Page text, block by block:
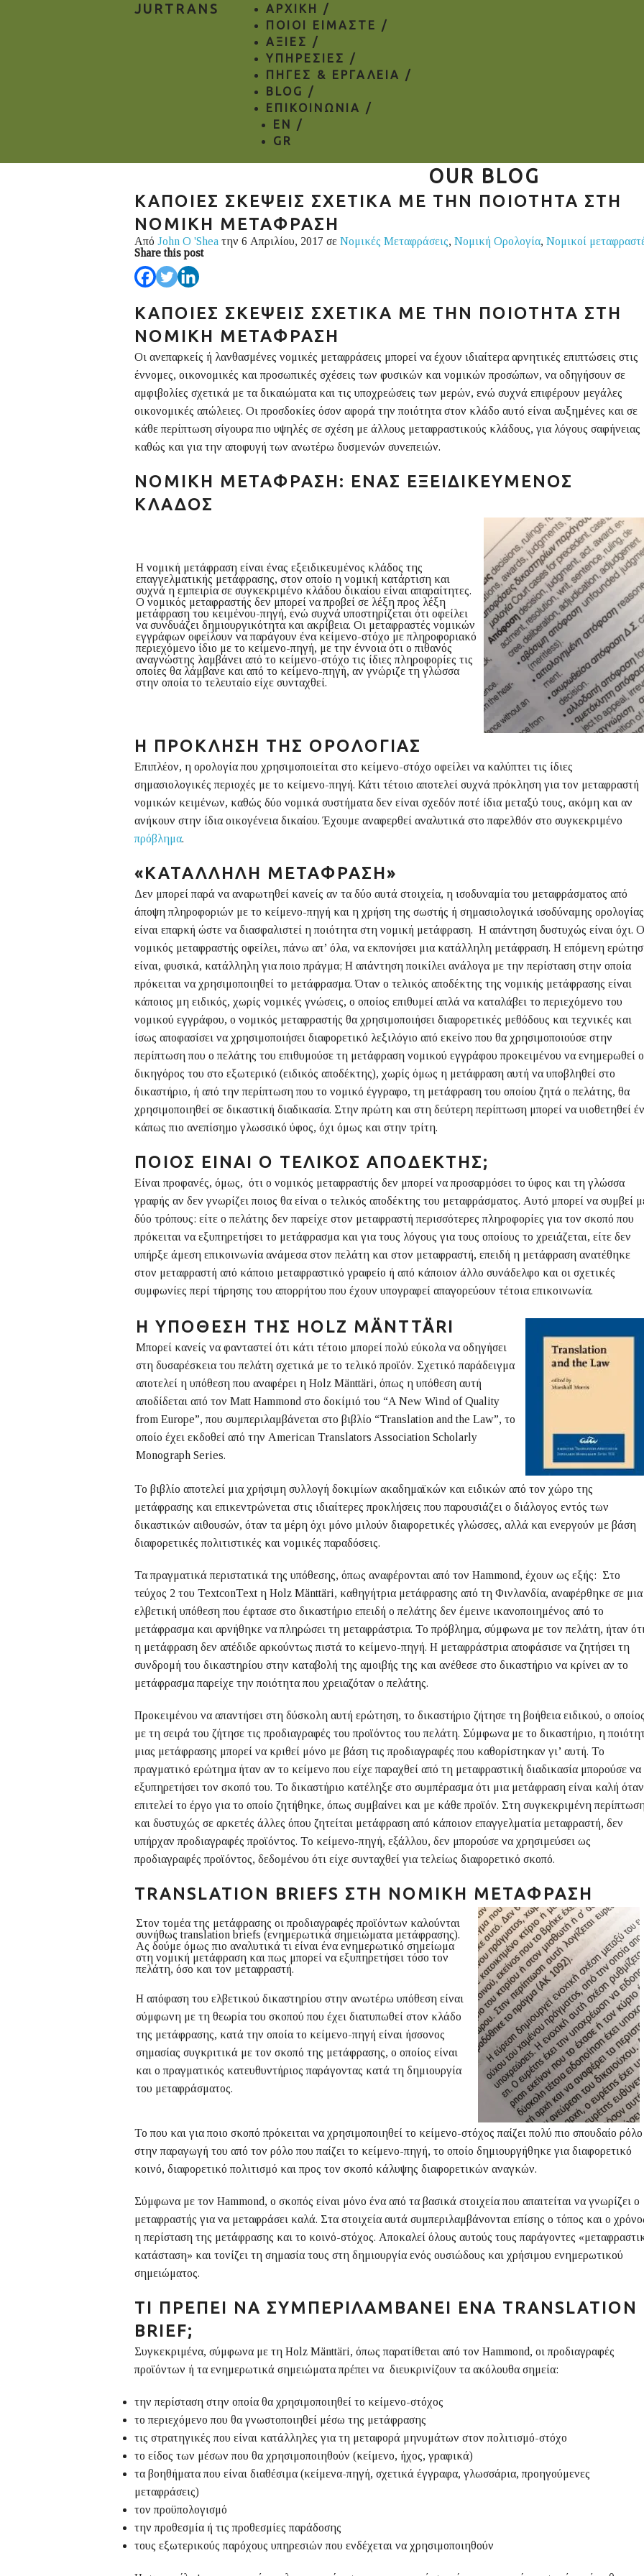
JURTRANS
ΑΡΧΙΚΗ /
ΠΟΙΟΙ ΕΙΜΑΣΤΕ /
ΑΞΙΕΣ /
ΥΠΗΡΕΣΙΕΣ /
ΠΗΓΕΣ & ΕΡΓΑΛΕΙΑ /
BLOG /
ΕΠΙΚΟΙΝΩΝΙΑ /
EN
/
GR
OUR BLOG
ΚΑΠΟΙΕΣ ΣΚΕΨΕΙΣ ΣΧΕΤΙΚΑ ΜΕ ΤΗΝ ΠΟΙΟΤΗΤΑ ΣΤΗ
ΝΟΜΙΚΗ ΜΕΤΑΦΡΑΣΗ
Από John O 'Shea την 6 Απριλίου, 2017 σε Νομικές Μεταφράσεις, Νομική Ορολογία, Νομικοί
Share this post
ΚΑΠΟΙΕΣ ΣΚΕΨΕΙΣ ΣΧΕΤΙΚΑ ΜΕ ΤΗΝ ΠΟΙΟΤΗΤΑ ΣΤΗ
ΝΟΜΙΚΗ ΜΕΤΑΦΡΑΣΗ
Οι ανεπαρκείς ή λανθασμένες νομικές μεταφράσεις μπορεί να έχουν ιδιαίτερα αρνητικές επιπτώσεις στις
έννομες, οικονομικές και προσωπικές σχέσεις των φυσικών και νομικών προσώπων, να οδηγήσουν σε
αμφιβολίες σχετικά με τα δικαιώματα και τις υποχρεώσεις των μερών, ενώ συχνά επιφέρουν μεγάλες
οικονομικές απώλειες. Οι προσδοκίες όσον αφορά την ποιότητα στον κλάδο αυτό είναι αυξημένες και σε
κάθε περίπτωση σίγουρα πιο υψηλές σε σχέση με άλλους μεταφραστικούς κλάδους, για λόγους σαφήνειας
καθώς και για την αποφυγή των ανωτέρω δυσμενών συνεπειών.
ΝΟΜΙΚΉ ΜΕΤΆΦΡΑΣΗ: ΈΝΑΣ ΕΞΕΙΔΙΚΕΥΜΈΝΟΣ
ΚΛΆΔΟΣ
Η νομική μετάφραση είναι ένας εξειδικευμένος κλάδος της
επαγγελματικής μετάφρασης, στον οποίο η νομική κατάρτιση και
συχνά η εμπειρία σε συγκεκριμένο κλάδου δικαίου είναι απαραίτητες.
Ο νομικός μεταφραστής δεν μπορεί να προβεί σε λέξη προς λέξη
μετάφραση του κειμένου-πηγή, ενώ συχνά υποστηρίζεται ότι οφείλει
να συνδυάζει δημιουργικότητα και ακρίβεια. Οι μεταφραστές νομικών
εγγράφων οφείλουν να παράγουν ένα κείμενο-στόχο με πληροφοριακό
περιεχόμενο ίδιο με το κείμενο-πηγή, με την έννοια ότι ο πιθανός
αναγνώστης λαμβάνει από το κείμενο-στόχο τις ίδιες πληροφορίες τις
οποίες θα λάμβανε και από το κείμενο-πηγή, αν γνώριζε τη γλώσσα
στην οποία το τελευταίο είχε συνταχθεί.
Η ΠΡΌΚΛΗΣΗ ΤΗΣ ΟΡΟΛΟΓΊΑΣ
Επιπλέον, η ορολογία που χρησιμοποιείται στο κείμενο-στόχο οφείλει να καλύπτει τις ίδιες
σημασιολογικές περιοχές με το κείμενο-πηγή. Κάτι τέτοιο αποτελεί συχνά πρόκληση για τον μεταφραστή
νομικών κειμένων, καθώς δύο νομικά συστήματα δεν είναι σχεδόν ποτέ ίδια μεταξύ τους, ακόμη και αν
ανήκουν στην ίδια οικογένεια δικαίου. Έχουμε αναφερθεί αναλυτικά στο παρελθόν στο συγκεκριμένο
πρόβλημα.
«ΚΑΤΆΛΛΗΛΗ ΜΕΤΆΦΡΑΣΗ»
Δεν μπορεί παρά να αναρωτηθεί κανείς αν τα δύο αυτά στοιχεία, η ισοδυναμία του μεταφράσματος από
άποψη πληροφοριών με το κείμενο-πηγή και η χρήση της σωστής ή σημασιολογικά ισοδύναμης ορολογίας
είναι επαρκή ώστε να διασφαλιστεί η ποιότητα στη νομική μετάφραση. Η απάντηση δυστυχώς είναι όχι. Ο
νομικός μεταφραστής οφείλει, πάνω απ’ όλα, να εκπονήσει μια κατάλληλη μετάφραση. Η επόμενη
είναι, φυσικά, κατάλληλη για ποιο πράγμα; Η απάντηση ποικίλει ανάλογα με την περίσταση στην οποία
πρόκειται να χρησιμοποιηθεί το μετάφρασμα. Όταν ο τελικός αποδέκτης της νομικής μετάφρασης είναι
κάποιος μη ειδικός, χωρίς νομικές γνώσεις, ο οποίος επιθυμεί απλά να καταλάβει το περιεχόμενο του
νομικού εγγράφου, ο νομικός μεταφραστής θα χρησιμοποιήσει διαφορετικές μεθόδους και τεχνικές και
ίσως αποφασίσει να χρησιμοποιήσει διαφορετικό λεξιλόγιο από εκείνο που θα χρησιμοποιούσε στην
περίπτωση που ο πελάτης του επιθυμούσε τη μετάφραση νομικού εγγράφου προκειμένου να ενημερωθεί ο
δικηγόρος του στο εξωτερικό (ειδικός αποδέκτης), χωρίς όμως η μετάφραση αυτή να υποβληθεί στο
δικαστήριο, ή από την περίπτωση που το νομικό έγγραφο, τη μετάφραση του οποίου ζητά ο πελάτης, θα
χρησιμοποιηθεί σε δικαστική διαδικασία. Στην πρώτη και στη δεύτερη περίπτωση μπορεί να υιοθετηθεί
κάπως πιο ανεπίσημο γλωσσικό ύφος, όχι όμως και στην τρίτη.
ΠΟΙΟΣ ΕΊΝΑΙ Ο ΤΕΛΙΚΌΣ ΑΠΟΔΈΚΤΗΣ;
Είναι προφανές, όμως, ότι ο νομικός μεταφραστής δεν μπορεί να προσαρμόσει το ύφος και τη γλώσσα
γραφής αν δεν γνωρίζει ποιος θα είναι ο τελικός αποδέκτης του μεταφράσματος. Αυτό μπορεί να συμβεί
δύο τρόπους: είτε ο πελάτης δεν παρείχε στον μεταφραστή περισσότερες πληροφορίες για τον σκοπό που
πρόκειται να εξυπηρετήσει το μετάφρασμα και για τους λόγους για τους οποίους το χρειάζεται, είτε δεν
υπήρξε άμεση επικοινωνία ανάμεσα στον πελάτη και στον μεταφραστή, επειδή η μετάφραση ανατέθηκε
στον μεταφραστή από κάποιο μεταφραστικό γραφείο ή από κάποιον άλλο συνάδελφο και οι σχετικές
συμφωνίες περί τήρησης του απορρήτου που έχουν υπογραφεί απαγορεύουν τέτοια επικοινωνία.
Η ΥΠΌΘΕΣΗ ΤΗΣ HOLZ MÄNTTÄRI
Μπορεί κανείς να φανταστεί ότι κάτι τέτοιο μπορεί πολύ εύκολα να οδηγήσει
στη δυσαρέσκεια του πελάτη σχετικά με το τελικό προϊόν. Σχετικό παράδειγμα
αποτελεί η υπόθεση που αναφέρει η Holz Mänttäri, όπως η υπόθεση αυτή
αποδίδεται από τον Matt Hammond στο δοκίμιό του “A New Wind of Quality
from Europe”, που συμπεριλαμβάνεται στο βιβλίο “Translation and the Law”, το
οποίο έχει εκδοθεί από την American Translators Association Scholarly
Monograph Series.
Το βιβλίο αποτελεί μια χρήσιμη συλλογή δοκιμίων ακαδημαϊκών και ειδικών από τον χώρο της
μετάφρασης και επικεντρώνεται στις ιδιαίτερες προκλήσεις που παρουσιάζει ο διάλογος εντός των
δικαστικών αιθουσών, όταν τα μέρη όχι μόνο μιλούν διαφορετικές γλώσσες, αλλά και ενεργούν με βάση
διαφορετικές πολιτιστικές και νομικές παραδόσεις.
Τα πραγματικά περιστατικά της υπόθεσης, όπως αναφέρονται από τον Hammond, έχουν ως εξής: Στο
τεύχος 2 του TextconText η Holz Mänttäri, καθηγήτρια μετάφρασης από τη Φινλανδία, αναφέρθηκε σε μια
ελβετική υπόθεση που έφτασε στο δικαστήριο επειδή ο πελάτης δεν έμεινε ικανοποιημένος από το
μετάφρασμα και αρνήθηκε να πληρώσει τη μεταφράστρια. Το πρόβλημα, σύμφωνα με τον πελάτη, ήταν ότι
η μετάφραση δεν απέδιδε αρκούντως πιστά το κείμενο-πηγή. Η μεταφράστρια αποφάσισε να ζητήσει τη
συνδρομή του δικαστηρίου στην καταβολή της αμοιβής της και ανέθεσε στο δικαστήριο να κρίνει αν το
μετάφρασμα παρείχε την ποιότητα που χρειαζόταν ο πελάτης.
Προκειμένου να απαντήσει στη δύσκολη αυτή ερώτηση, το δικαστήριο ζήτησε τη βοήθεια ειδικού, ο οποίος
με τη σειρά του ζήτησε τις προδιαγραφές του προϊόντος του πελάτη. Σύμφωνα με το δικαστήριο, η
μιας μετάφρασης μπορεί να κριθεί μόνο με βάση τις προδιαγραφές που καθορίστηκαν γι’ αυτή. Το
πραγματικό ερώτημα ήταν αν το κείμενο που είχε παραχθεί από τη μεταφραστική διαδικασία μπορούσε να
εξυπηρετήσει τον σκοπό του. Το δικαστήριο κατέληξε στο συμπέρασμα ότι μια μετάφραση είναι καλή όταν
επιτελεί το έργο για το οποίο ζητήθηκε, όπως συμβαίνει και με κάθε προϊόν. Στη συγκεκριμένη
και δυστυχώς σε αρκετές άλλες όπου ζητείται μετάφραση από κάποιον επαγγελματία μεταφραστή, δεν
υπήρχαν προδιαγραφές προϊόντος. Το κείμενο-πηγή, εξάλλου, δεν μπορούσε να χρησιμεύσει ως
προδιαγραφές προϊόντος, δεδομένου ότι είχε συνταχθεί για τελείως διαφορετικό σκοπό.
TRANSLATION BRIEFS ΣΤΗ ΝΟΜΙΚΉ ΜΕΤΆΦΡΑΣΗ
Στον τομέα της μετάφρασης οι προδιαγραφές προϊόντων καλούνται
συνήθως translation briefs (ενημερωτικά σημειώματα μετάφρασης).
Ας δούμε όμως πιο αναλυτικά τι είναι ένα ενημερωτικό σημείωμα
στη νομική μετάφραση και πως μπορεί να εξυπηρετήσει τόσο τον
πελάτη, όσο και τον μεταφραστή.
Η απόφαση του ελβετικού δικαστηρίου στην ανωτέρω υπόθεση είναι
σύμφωνη με τη θεωρία του σκοπού που έχει διατυπωθεί στον κλάδο
της μετάφρασης, κατά την οποία το κείμενο-πηγή είναι ήσσονος
σημασίας συγκριτικά με τον σκοπό της μετάφρασης, ο οποίος είναι
και ο πραγματικός κατευθυντήριος παράγοντας κατά τη δημιουργία
του μεταφράσματος.
Το που και για ποιο σκοπό πρόκειται να χρησιμοποιηθεί το κείμενο-στόχος παίζει πολύ πιο σπουδαίο ρόλο
στην παραγωγή του από τον ρόλο που παίζει το κείμενο-πηγή, το οποίο δημιουργήθηκε για διαφορετικό
κοινό, διαφορετικό πολιτισμό και προς τον σκοπό κάλυψης διαφορετικών αναγκών.
Σύμφωνα με τον Hammond, ο σκοπός είναι μόνο ένα από τα βασικά στοιχεία που απαιτείται να γνωρίζει ο
μεταφραστής για να μεταφράσει καλά. Στα στοιχεία αυτά συμπεριλαμβάνονται επίσης ο τόπος και ο
η περίσταση της μετάφρασης και το κοινό-στόχος. Αποκαλεί όλους αυτούς τους παράγοντες
κατάσταση» και τονίζει τη σημασία τους στη δημιουργία ενός ουσιώδους και χρήσιμου ενημερωτικού
σημειώματος.
ΤΙ ΠΡΈΠΕΙ ΝΑ ΣΥΜΠΕΡΙΛΑΜΒΆΝΕΙ ΈΝΑ TRANSLATION
BRIEF;
Συγκεκριμένα, σύμφωνα με τη Holz Mänttäri, όπως παρατίθεται από τον Hammond, οι προδιαγραφές
προϊόντων ή τα ενημερωτικά σημειώματα πρέπει να διευκρινίζουν τα ακόλουθα σημεία:
την περίσταση στην οποία θα χρησιμοποιηθεί το κείμενο-στόχος
το περιεχόμενο που θα γνωστοποιηθεί μέσω της μετάφρασης
τις στρατηγικές που είναι κατάλληλες για τη μεταφορά μηνυμάτων στον πολιτισμό-στόχο
το είδος των μέσων που θα χρησιμοποιηθούν (κείμενο, ήχος, γραφικά)
τα βοηθήματα που είναι διαθέσιμα (κείμενα-πηγή, σχετικά έγγραφα, γλωσσάρια, προηγούμενες
μεταφράσεις)
τον προϋπολογισμό
την προθεσμία ή τις προθεσμίες παράδοσης
τους εξωτερικούς παρόχους υπηρεσιών που ενδέχεται να χρησιμοποιηθούν